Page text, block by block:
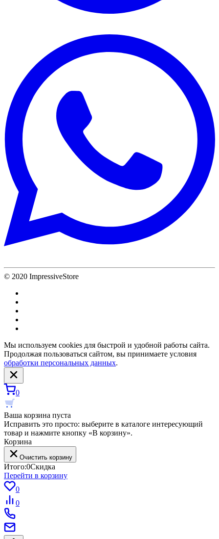
© 2020 ImpressiveStore
Мы используем cookies для быстрой и удобной работы сайта.
Продолжая пользоваться сайтом, вы принимаете условия
обработки персональных данных.
0
Ваша корзина пуста
Исправить это просто: выберите в каталоге интересующий
товар и нажмите кнопку «В корзину».
Корзина
Очистить корзину
Итого:0Скидка
Перейти в корзину
0
0